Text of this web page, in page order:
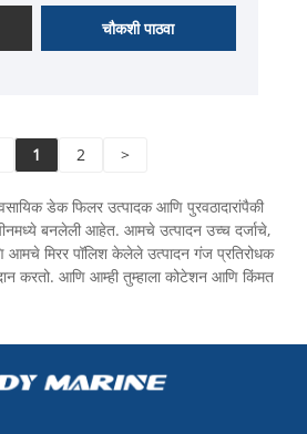
चौकशी पाठवा
1 2 >
डेक फिलर उत्पादक आणि पुरवठादारांपैकी
बनलेली आहेत. आमचे उत्पादन उच्च दर्जाचे,
मिरर पॉलिश केलेले उत्पादन गंज प्रतिरोधक
करतो. आणि आम्ही तुम्हाला कोटेशन आणि किंमत